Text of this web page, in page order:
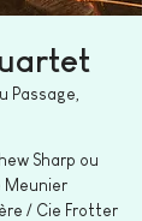
Passage,
Sharp ou
Meunier
/ Cie Frotter